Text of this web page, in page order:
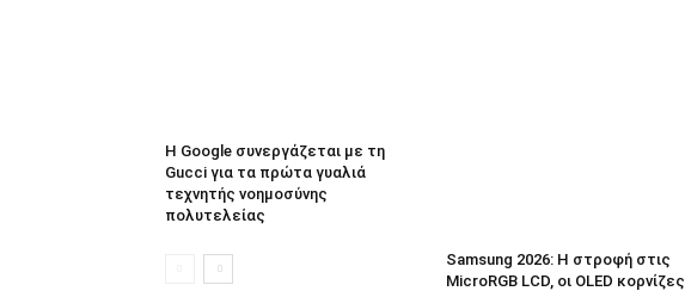
Η Google συνεργάζεται με τη
Gucci για τα πρώτα γυαλιά
τεχνητής νοημοσύνης
πολυτελείας
Samsung 2026: Η στροφή στις
MicroRGB LCD, οι OLED κορνίζες